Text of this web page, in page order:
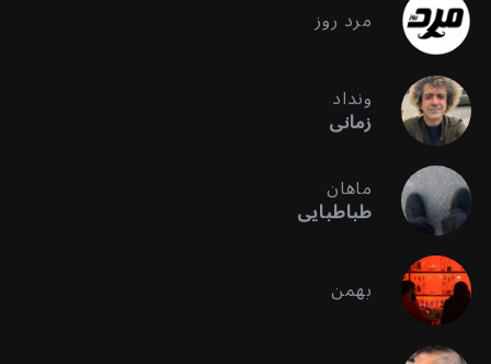
مرد روز
ونداد
زمانی
ماهان
طباطبایی
بهمن